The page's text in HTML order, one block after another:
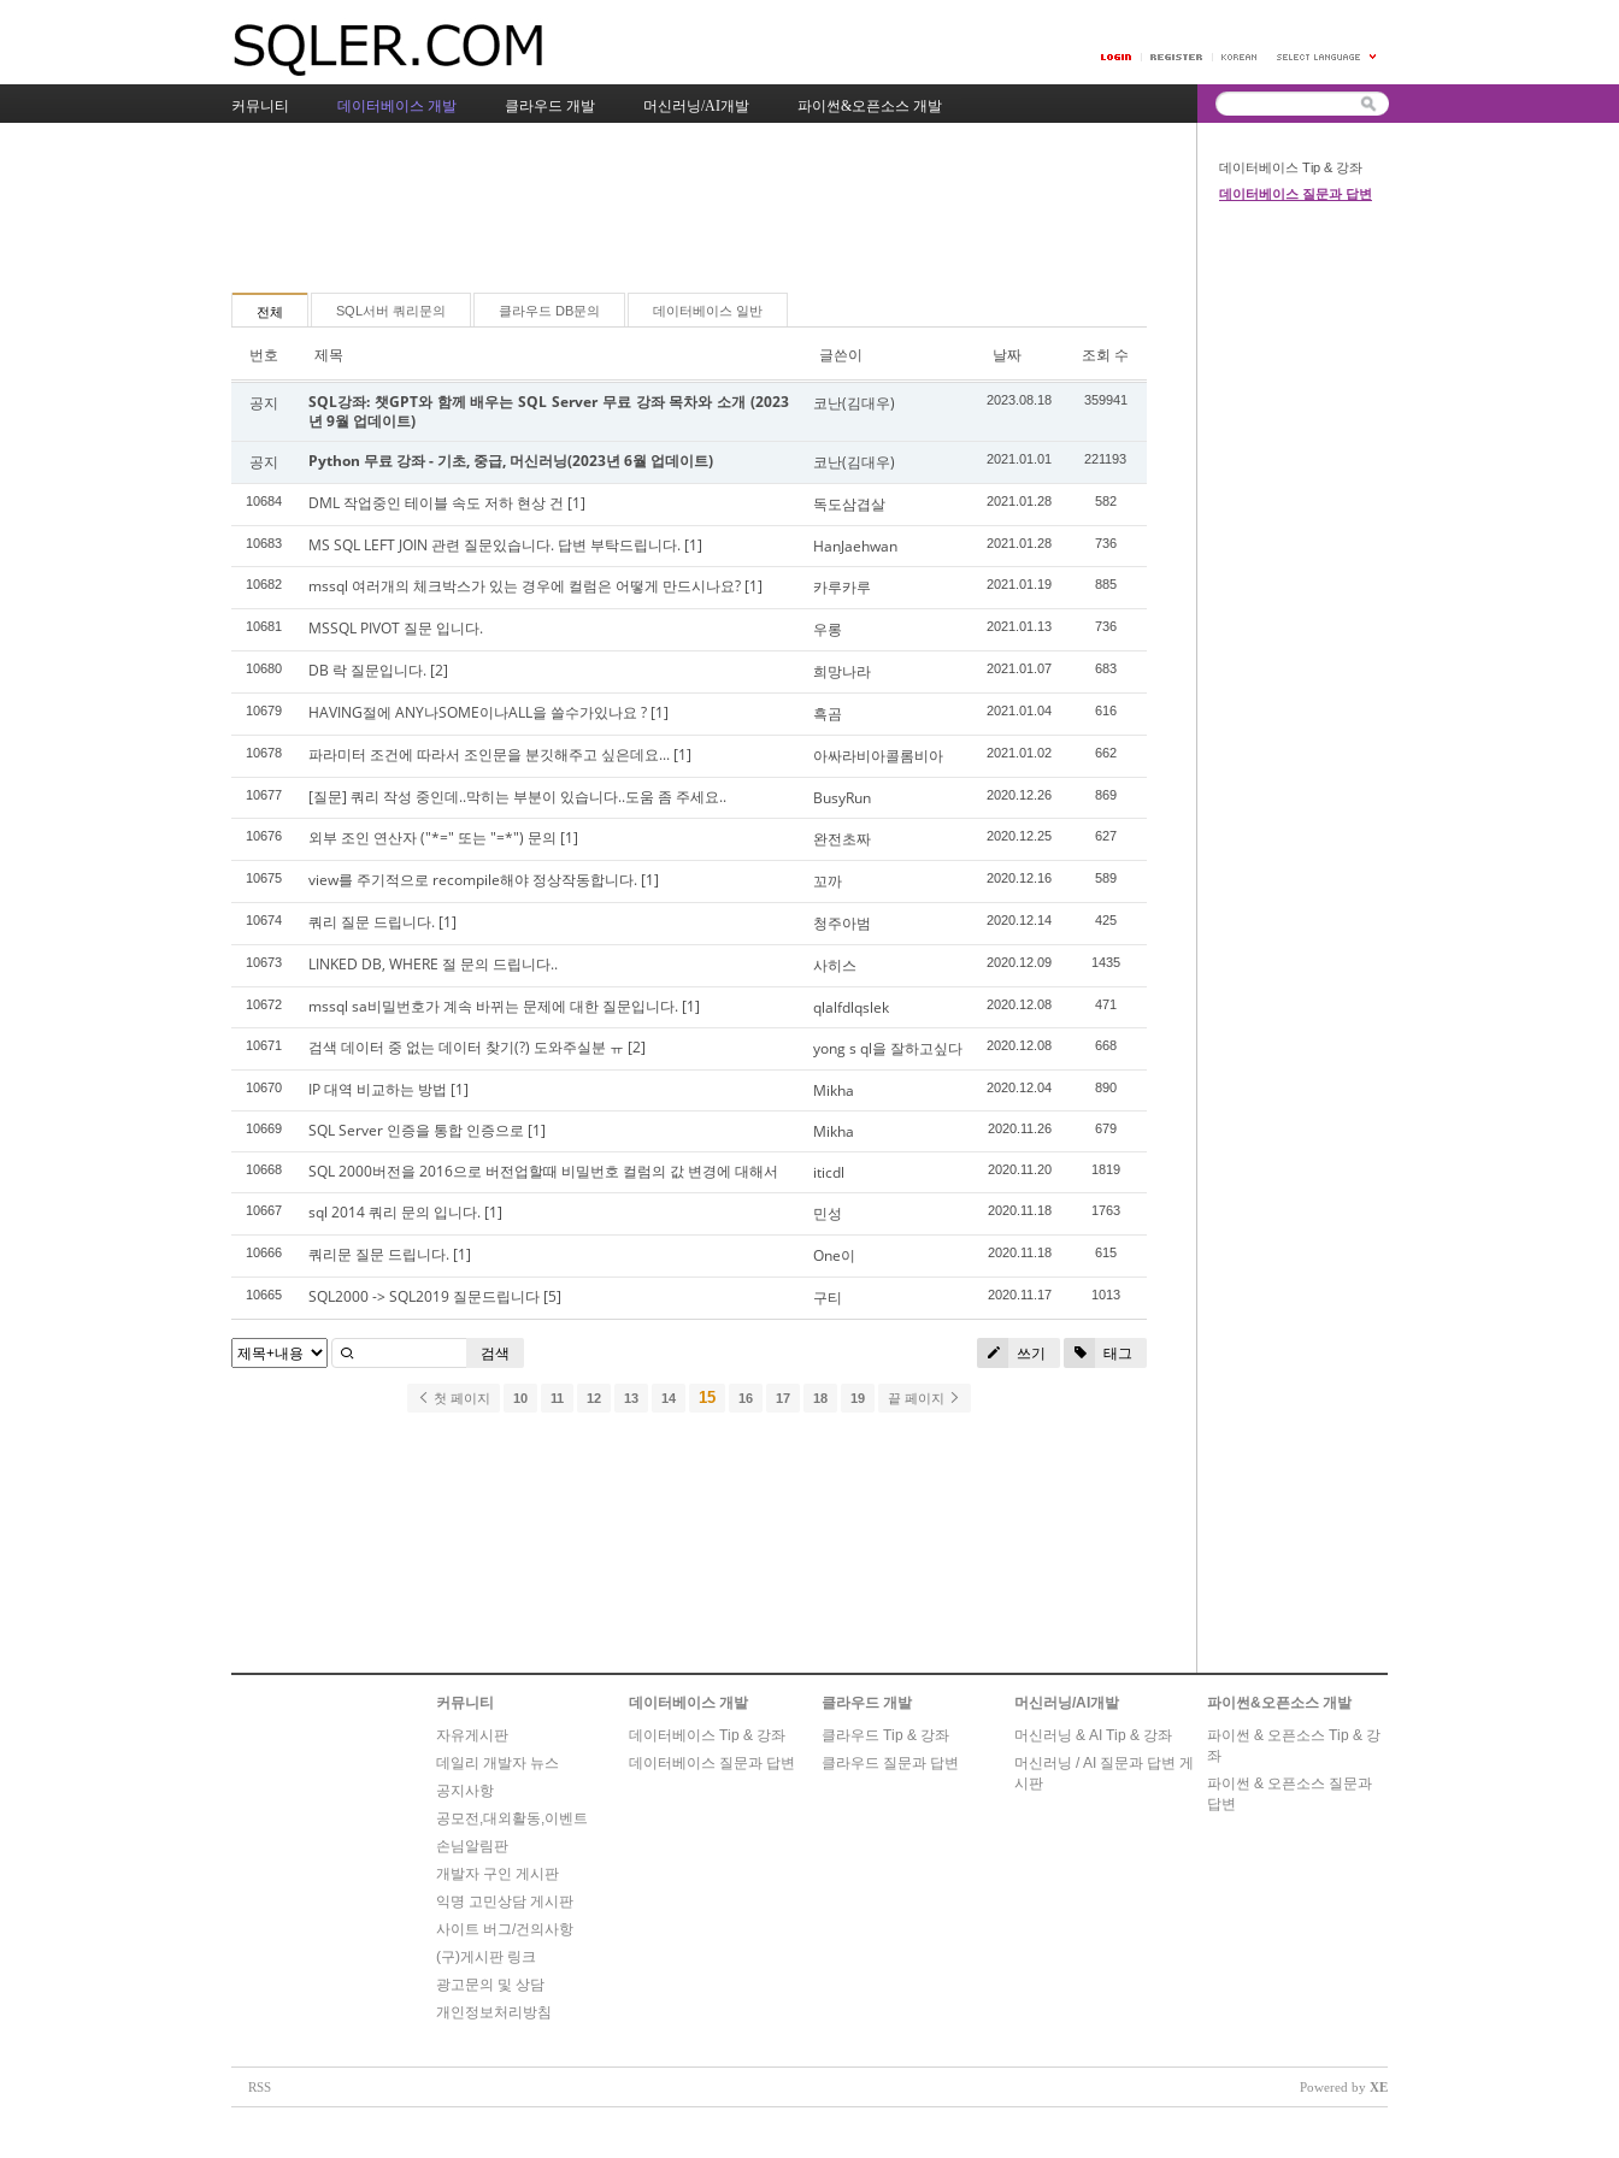
커뮤니티 데이터베이스 개발 클라우드 개발 머신러닝/AI개발 파이썬&오픈소스 개발
전체 SQL서버 쿼리문의 클라우드 DB문의 데이터베이스 일반
번호 제목 글쓴이 날짜 조회 수
공지
SQL강좌: 챗GPT와 함께 배우는 SQL Server 무료 강좌 목차와 소개 (2023
년 9월 업데이트)
코난(김대우) 2023.08.18 359941
공지 Python 무료 강좌 - 기초, 중급, 머신러닝(2023년 6월 업데이트) 코난(김대우) 2021.01.01 221193
10684 DML 작업중인 테이블 속도 저하 현상 건 [1] 독도삼겹살 2021.01.28 582
10683 MS SQL LEFT JOIN 관련 질문있습니다. 답변 부탁드립니다. [1] HanJaehwan 2021.01.28 736
10682 mssql 여러개의 체크박스가 있는 경우에 컬럼은 어떻게 만드시나요? [1] 카루카루 2021.01.19 885
10681 MSSQL PIVOT 질문 입니다. 우롱 2021.01.13 736
10680 DB 락 질문입니다. [2] 희망나라 2021.01.07 683
10679 HAVING절에 ANY나SOME이나ALL을 쓸수가있나요 ? [1] 흑곰 2021.01.04 616
10678 파라미터 조건에 따라서 조인문을 분깃해주고 싶은데요... [1] 아싸라비아콜롬비아 2021.01.02 662
10677 [질문] 쿼리 작성 중인데..막히는 부분이 있습니다..도움 좀 주세요.. BusyRun 2020.12.26 869
10676 외부 조인 연산자 ("*=" 또는 "=*") 문의 [1] 완전초짜 2020.12.25 627
10675 view를 주기적으로 recompile해야 정상작동합니다. [1] 꼬까 2020.12.16 589
10674 쿼리 질문 드립니다. [1] 청주아범 2020.12.14 425
10673 LINKED DB, WHERE 절 문의 드립니다.. 사히스 2020.12.09 1435
10672 mssql sa비밀번호가 계속 바뀌는 문제에 대한 질문입니다. [1] qlalfdlqslek 2020.12.08 471
10671 검색 데이터 중 없는 데이터 찾기(?) 도와주실분 ㅠ [2] yong s ql을 잘하고싶다 2020.12.08 668
10670 IP 대역 비교하는 방법 [1] Mikha 2020.12.04 890
10669 SQL Server 인증을 통합 인증으로 [1] Mikha 2020.11.26 679
10668 SQL 2000버전을 2016으로 버전업할때 비밀번호 컬럼의 값 변경에 대해서 iticdl 2020.11.20 1819
10667 sql 2014 쿼리 문의 입니다. [1] 민성 2020.11.18 1763
10666 쿼리문 질문 드립니다. [1] One이 2020.11.18 615
10665 SQL2000 -> SQL2019 질문드립니다 [5] 구티 2020.11.17 1013
쓰기 태그
검색
첫 페이지 10 11 12 13 14 15 16 17 18 19 끝 페이지
데이터베이스 Tip & 강좌
데이터베이스 질문과 답변
커뮤니티
자유게시판
데일리 개발자 뉴스
공지사항
공모전,대외활동,이벤트
손님알림판
개발자 구인 게시판
익명 고민상담 게시판
사이트 버그/건의사항
(구)게시판 링크
광고문의 및 상담
개인정보처리방침
데이터베이스 개발
데이터베이스 Tip & 강좌
데이터베이스 질문과 답변
클라우드 개발
클라우드 Tip & 강좌
클라우드 질문과 답변
머신러닝/AI개발
머신러닝 & AI Tip & 강좌
머신러닝 / AI 질문과 답변 게
시판
파이썬&오픈소스 개발
파이썬 & 오픈소스 Tip & 강
좌
파이썬 & 오픈소스 질문과
답변
RSS Powered by XE